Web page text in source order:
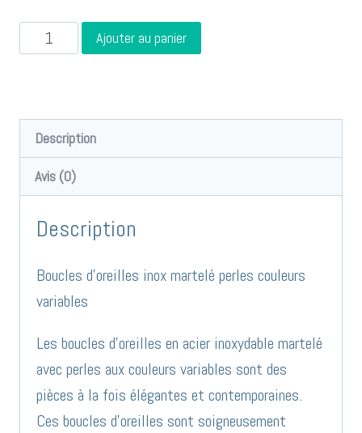
quantité
de
inox
martelé
variables
BO929
Ajouter au panier
Description
Avis (0)
Description
Boucles d’oreilles inox martelé perles couleurs
variables
Les boucles d’oreilles en acier inoxydable martelé
avec perles aux couleurs variables sont des
pièces à la fois élégantes et contemporaines.
Ces boucles d’oreilles sont soigneusement